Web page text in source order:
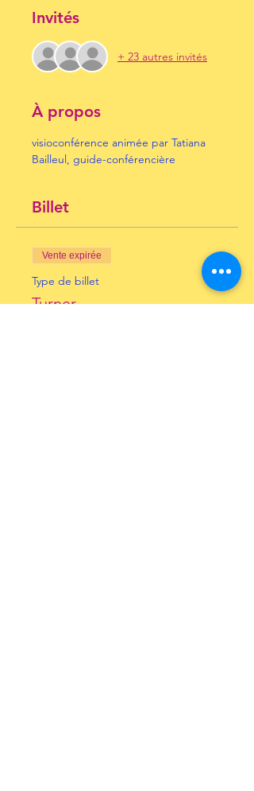
Invités
+ 23 autres invités
À propos
visioconférence animée par Tatiana
Bailleul, guide-conférencière
Billet
Vente expirée
Type de billet
Turner